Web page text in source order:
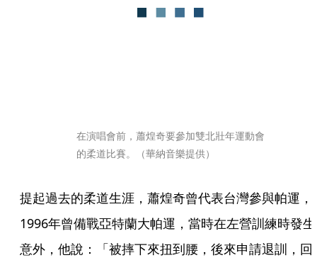
在演唱會前，蕭煌奇要參加雙北壯年運動會
的柔道比賽。（華納音樂提供）
提起過去的柔道生涯，蕭煌奇曾代表台灣參與帕運，
1996年曾備戰亞特蘭大帕運，當時在左營訓練時發生
意外，他說：「被摔下來扭到腰，後來申請退訓，回